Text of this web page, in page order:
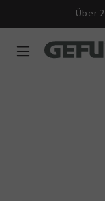
Über